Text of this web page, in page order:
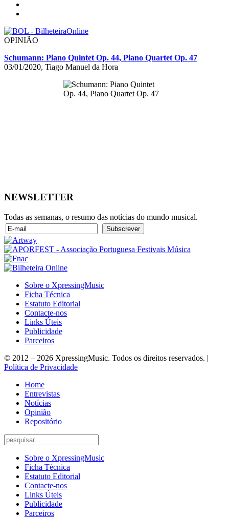
OPINIÃO
Schumann: Piano Quintet Op. 44, Piano Quartet Op. 47
03/01/2020, Tiago Manuel da Hora
NEWSLETTER
Todas as semanas, o resumo das notícias do mundo musical.
Sobre o XpressingMusic
Ficha Técnica
Estatuto Editorial
Contacte-nos
Links Úteis
Publicidade
Parceiros
© 2012 – 2026 XpressingMusic. Todos os direitos reservados. |
Política de Privacidade
Home
Entrevistas
Notícias
Opinião
Repositório
Sobre o XpressingMusic
Ficha Técnica
Estatuto Editorial
Contacte-nos
Links Úteis
Publicidade
Parceiros